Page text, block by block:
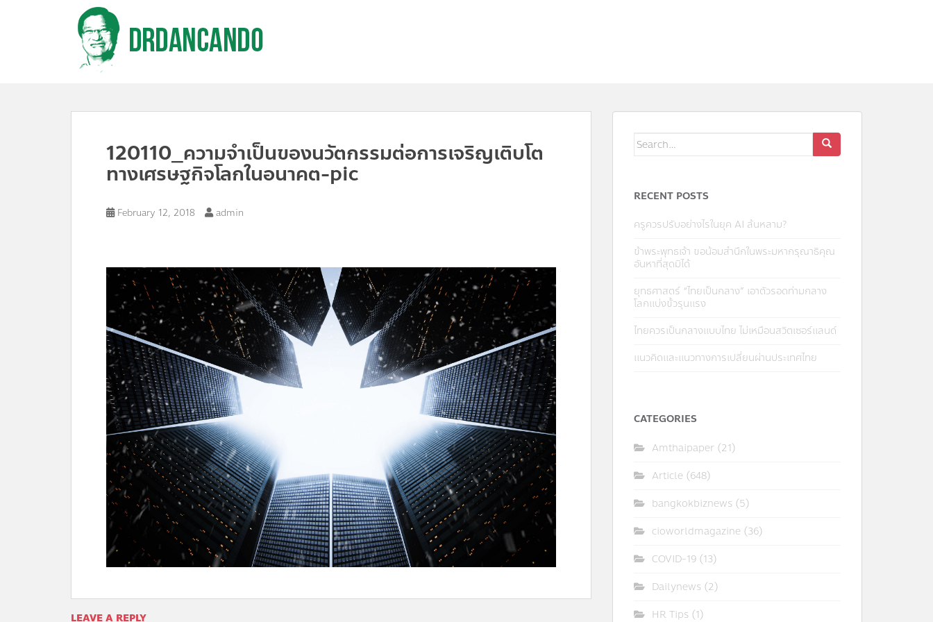
120110_ความจำเป็นของนวัตกรรมต่อการเจริญเติบโต
ทางเศรษฐกิจโลกในอนาคต-pic
February 12, 2018 admin
LEAVE A REPLY
Search
for:
RECENT POSTS
ครูควรปรับอย่างไรในยุค AI ล้นหลาม?
ข้าพระพุทธเจ้า ขอน้อมสำนึกในพระมหากรุณาธิคุณ
อันหาที่สุดมิได้
ยุทธศาสตร์ “ไทยเป็นกลาง” เอาตัวรอดท่ามกลาง
โลกแบ่งขั้วรุนแรง
ไทยควรเป็นกลางแบบไทย ไม่เหมือนสวิตเซอร์แลนด์
แนวคิดและแนวทางการเปลี่ยนผ่านประเทศไทย
CATEGORIES
Amthaipaper (21)
Article (648)
bangkokbiznews (5)
cioworldmagazine (36)
COVID-19 (13)
Dailynews (2)
HR Tips (1)